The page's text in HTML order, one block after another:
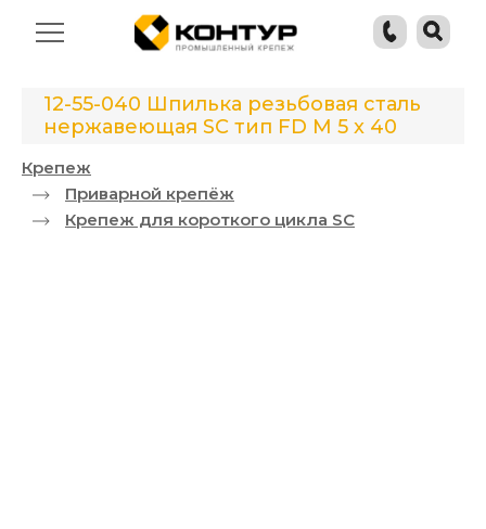
12-55-040 Шпилька резьбовая сталь
нержавеющая SC тип FD M 5 x 40
Крепеж
Приварной крепёж
Крепеж для короткого цикла SC